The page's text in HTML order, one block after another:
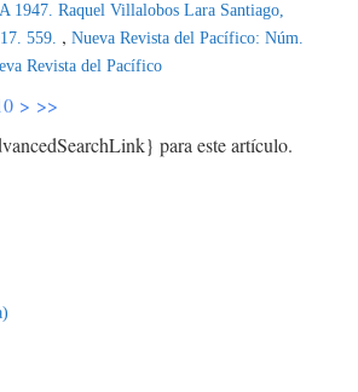
1947. Raquel Villalobos Lara Santiago,
559. , Nueva Revista del Pacífico: Núm.
Revista del Pacífico
> >>
para este artículo.